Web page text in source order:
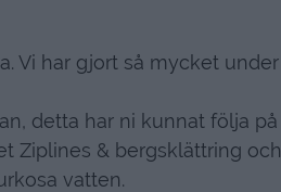
Vi har gjort så mycket under
detta har ni kunnat följa på
Ziplines & bergsklättring och
vatten.